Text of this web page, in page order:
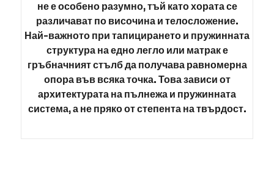
не е особено разумно, тъй като хората се
различават по височина и телосложение.
Най-важното при тапицирането и пружинната
структура на едно легло или матрак е
гръбначният стълб да получава равномерна
опора във всяка точка. Това зависи от
архитектурата на пълнежа и пружинната
система, а не пряко от степента на твърдост.